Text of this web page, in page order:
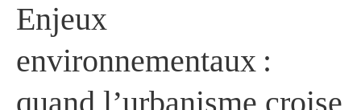
Enjeux
environnementaux :
quand l’urbanisme croise